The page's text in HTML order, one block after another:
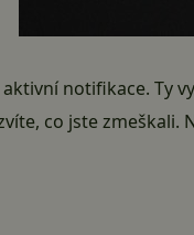
notifikace. Ty
co jste